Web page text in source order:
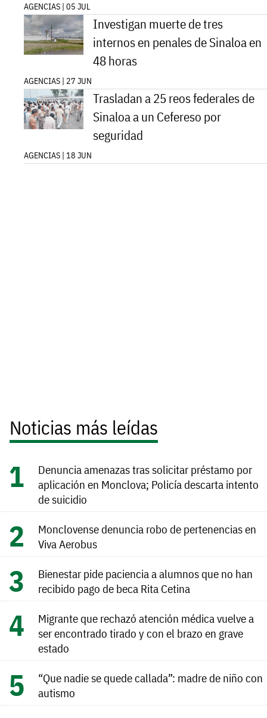
AGENCIAS | 05 JUL
Investigan muerte de tres
internos en penales de Sinaloa en
48 horas
AGENCIAS | 27 JUN
Trasladan a 25 reos federales de
Sinaloa a un Cefereso por
seguridad
AGENCIAS | 18 JUN
Noticias más leídas
Denuncia amenazas tras solicitar préstamo por
aplicación en Monclova; Policía descarta intento
de suicidio
Monclovense denuncia robo de pertenencias en
Viva Aerobus
Bienestar pide paciencia a alumnos que no han
recibido pago de beca Rita Cetina
Migrante que rechazó atención médica vuelve a
ser encontrado tirado y con el brazo en grave
estado
“Que nadie se quede callada”: madre de niño con
autismo